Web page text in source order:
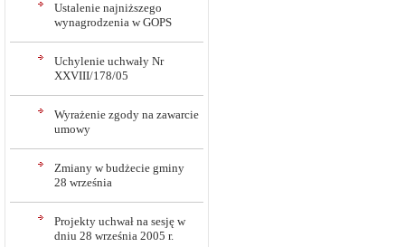
Ustalenie najniższego
wynagrodzenia w GOPS
Uchylenie uchwały Nr
XXVIII/178/05
Wyrażenie zgody na zawarcie
umowy
Zmiany w budżecie gminy
28 września
Projekty uchwał na sesję w
dniu 28 września 2005 r.